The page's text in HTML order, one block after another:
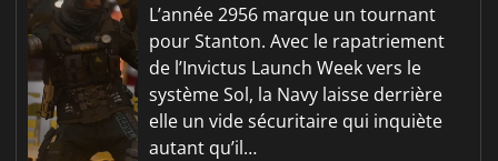
L’année 2956 marque un tournant
pour Stanton. Avec le rapatriement
de l’Invictus Launch Week vers le
système Sol, la Navy laisse derrière
elle un vide sécuritaire qui inquiète
autant qu’il…